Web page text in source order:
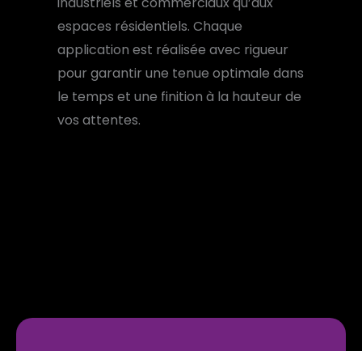
espaces résidentiels. Chaque
application est réalisée avec rigueur
pour garantir une tenue optimale dans
le temps et une finition à la hauteur de
vos attentes.